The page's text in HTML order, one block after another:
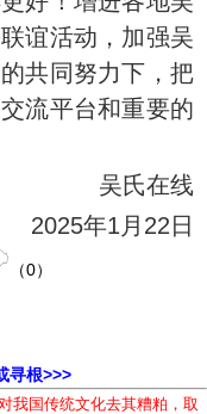
谊活动，加强吴
共同努力下，把
流平台和重要的
吴氏在线
2025年1月22日
（0）
寻根>>>
我国传统文化去其糟粕，取